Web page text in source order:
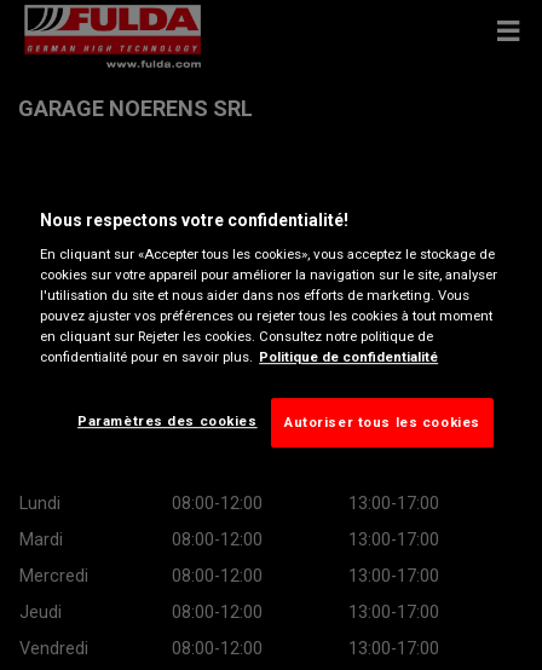
GARAGE NOERENS SRL
Afficher le numéro de téléphone
eurorepar.gilly@outlook.be
Lundi 08:00-12:00
13:00-17:00
Mardi
08:00-12:00
13:00-17:00
Mercredi
08:00-12:00
13:00-17:00
Jeudi
08:00-12:00
13:00-17:00
Vendredi
08:00-12:00
13:00-17:00
Nous respectons votre confidentialité!
En cliquant sur «Accepter tous les cookies», vous acceptez le stockage de
cookies sur votre appareil pour améliorer la navigation sur le site, analyser
l'utilisation du site et nous aider dans nos efforts de marketing. Vous
pouvez ajuster vos préférences ou rejeter tous les cookies à tout moment
en cliquant sur Rejeter les cookies. Consultez notre politique de
confidentialité pour en savoir plus. Politique de confidentialité
Paramètres des cookies Autoriser tous les cookies